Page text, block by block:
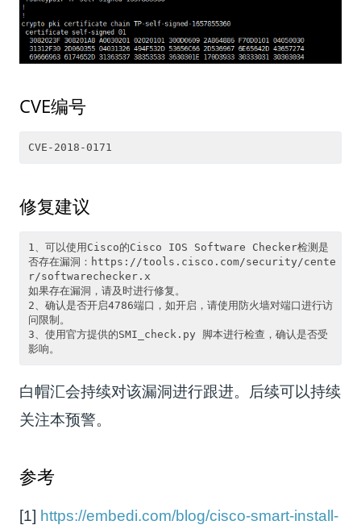
CVE编号
修复建议
1、可以使用Cisco的Cisco IOS Software Checker检测是
否存在漏洞：https://tools.cisco.com/security/cente
r/softwarechecker.x
如果存在漏洞，请及时进行修复。
2、确认是否开启4786端口，如开启，请使用防火墙对端口进行访
问限制。
3、使用官方提供的SMI_check.py 脚本进行检查，确认是否受
白帽汇会持续对该漏洞进行跟进。后续可以持续
关注本预警。
参考
[1] https://embedi.com/blog/cisco-smart-install-